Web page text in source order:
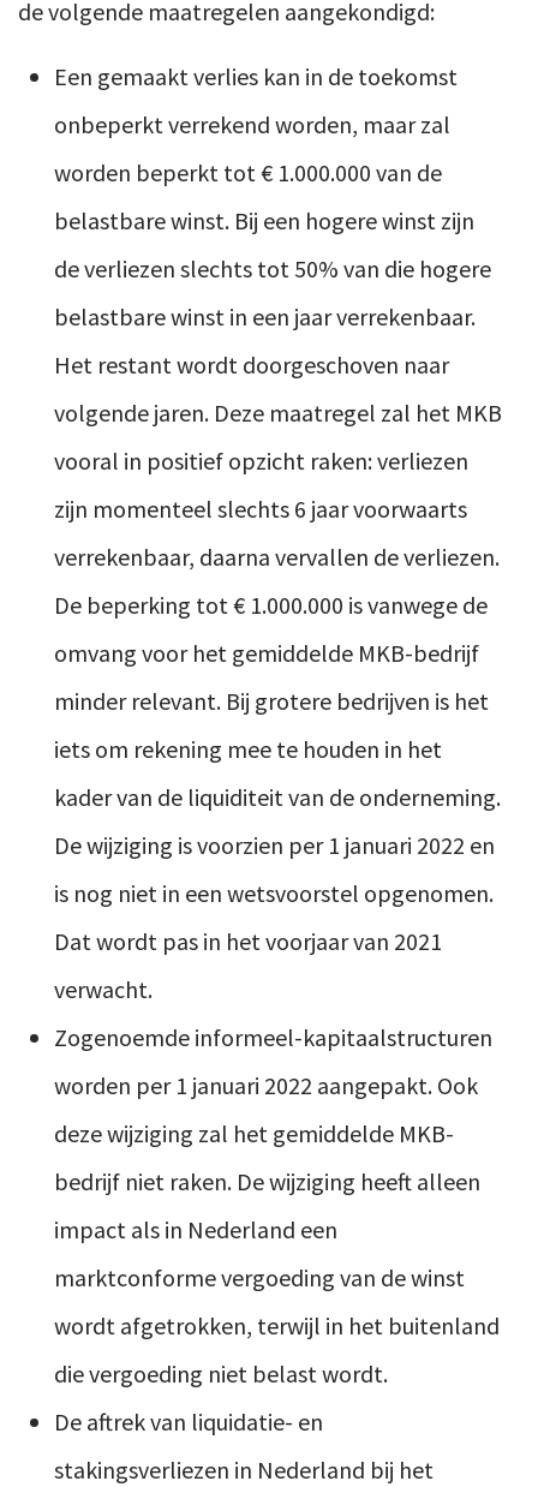
de volgende maatregelen aangekondigd:
Een gemaakt verlies kan in de toekomst
onbeperkt verrekend worden, maar zal
worden beperkt tot € 1.000.000 van de
belastbare winst. Bij een hogere winst zijn
de verliezen slechts tot 50% van die hogere
belastbare winst in een jaar verrekenbaar.
Het restant wordt doorgeschoven naar
volgende jaren. Deze maatregel zal het MKB
vooral in positief opzicht raken: verliezen
zijn momenteel slechts 6 jaar voorwaarts
verrekenbaar, daarna vervallen de verliezen.
De beperking tot € 1.000.000 is vanwege de
omvang voor het gemiddelde MKB-bedrijf
minder relevant. Bij grotere bedrijven is het
iets om rekening mee te houden in het
kader van de liquiditeit van de onderneming.
De wijziging is voorzien per 1 januari 2022 en
is nog niet in een wetsvoorstel opgenomen.
Dat wordt pas in het voorjaar van 2021
verwacht.
Zogenoemde informeel-kapitaalstructuren
worden per 1 januari 2022 aangepakt. Ook
deze wijziging zal het gemiddelde MKB-
bedrijf niet raken. De wijziging heeft alleen
impact als in Nederland een
marktconforme vergoeding van de winst
wordt afgetrokken, terwijl in het buitenland
die vergoeding niet belast wordt.
De aftrek van liquidatie- en
stakingsverliezen in Nederland bij het